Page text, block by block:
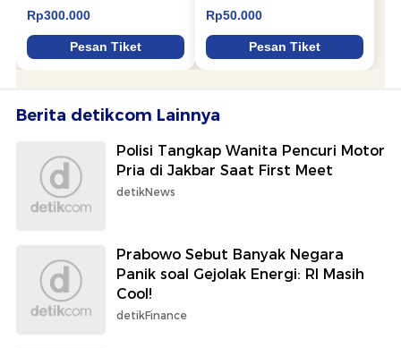
Berita detikcom Lainnya
Polisi Tangkap Wanita Pencuri Motor
Pria di Jakbar Saat First Meet
detikNews
Prabowo Sebut Banyak Negara
Panik soal Gejolak Energi: RI Masih
Cool!
detikFinance